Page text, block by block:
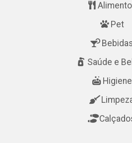
Pet
Saúde e
Higiene